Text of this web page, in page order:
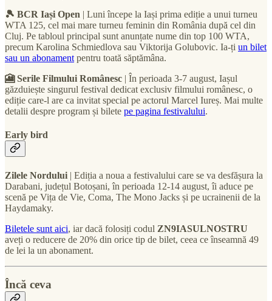
🎾 BCR Iași Open | Luni începe la Iași prima ediție a unui turneu
WTA 125, cel mai mare turneu feminin din România după cel din
Cluj. Pe tabloul principal sunt anunțate nume din top 100 WTA,
precum Karolina Schmiedlova sau Viktorija Golubovic. Ia-ți un bilet
sau un abonament pentru toată săptămâna.
🎦 Serile Filmului Românesc | În perioada 3-7 august, Iașul
găzduiește singurul festival dedicat exclusiv filmului românesc, o
ediție care-l are ca invitat special pe actorul Marcel Iureș. Mai multe
detalii despre program și bilete pe pagina festivalului.
Early bird
Zilele Nordului | Ediția a noua a festivalului care se va desfășura la
Darabani, județul Botoșani, în perioada 12-14 august, îi aduce pe
scenă pe Vița de Vie, Coma, The Mono Jacks și pe ucrainenii de la
Haydamaky.
Biletele sunt aici, iar dacă folosiți codul ZN9IASULNOSTRU
aveți o reducere de 20% din orice tip de bilet, ceea ce înseamnă 49
de lei la un abonament.
Încă ceva